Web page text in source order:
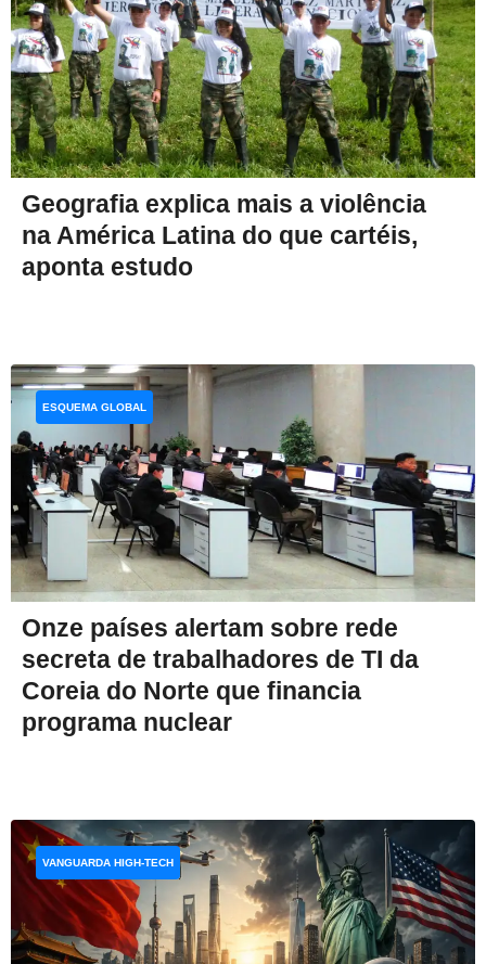
Geografia explica mais a violência
na América Latina do que cartéis,
aponta estudo
Onze países alertam sobre rede
secreta de trabalhadores de TI da
Coreia do Norte que financia
programa nuclear
ESQUEMA GLOBAL
VANGUARDA HIGH-TECH